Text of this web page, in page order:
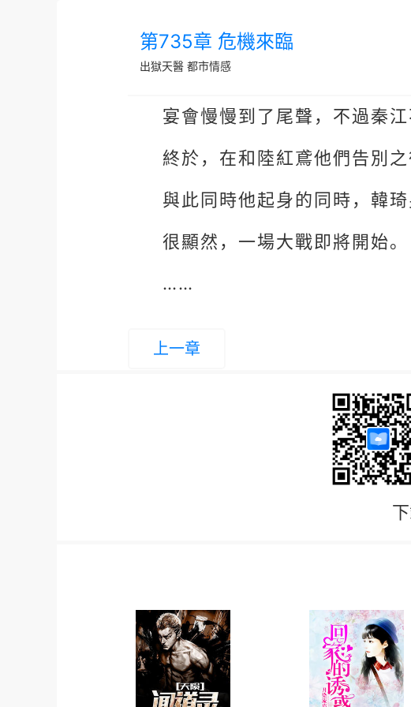
第735章 危機來臨
出獄天醫 都市情感
宴會慢慢到了尾聲，不過秦
終於，在和陸紅鳶他們告別
與此同時他起身的同時，韓
很顯然，一場大戰即將開始。
……
上一章